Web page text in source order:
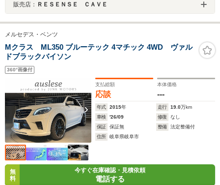
販売店： ＲＥＳＥＮＳＥ ＣＡＶＥ
メルセデス・ベンツ
Mクラス ML350 ブルーテック 4マチック 4WD ヴァル
ドブラックバイソン
360°画像付
支払総額
応談
本体価格
---
年式 2015年 走行 19.0万km
車検
'26/09 修復
なし
保証
保証無 整備
法定整備付
住所
岐阜県岐阜市
無
料
今すぐ在庫確認・見積依頼
電話する